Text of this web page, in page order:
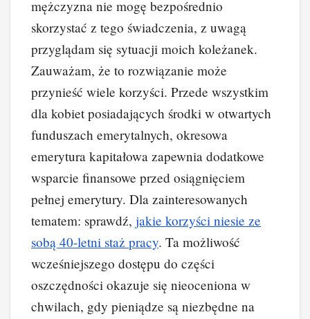
mężczyzna nie mogę bezpośrednio
skorzystać z tego świadczenia, z uwagą
przyglądam się sytuacji moich koleżanek.
Zauważam, że to rozwiązanie może
przynieść wiele korzyści. Przede wszystkim
dla kobiet posiadających środki w otwartych
funduszach emerytalnych, okresowa
emerytura kapitałowa zapewnia dodatkowe
wsparcie finansowe przed osiągnięciem
pełnej emerytury. Dla zainteresowanych
tematem: sprawdź, jakie korzyści niesie ze
sobą 40-letni staż pracy. Ta możliwość
wcześniejszego dostępu do części
oszczędności okazuje się nieoceniona w
chwilach, gdy pieniądze są niezbędne na